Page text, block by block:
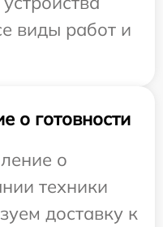
виды работ и
о готовности
о
техники
доставку к